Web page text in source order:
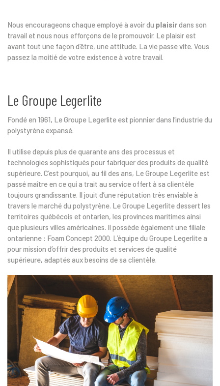
Nous encourageons chaque employé à avoir du plaisirdans son
travail et nous nous efforçons de le promouvoir. Le plaisir est
avant tout une façon d’être, une attitude. La vie passe vite. Vous
passez la moitié de votre existence à votre travail.
Le Groupe Legerlite
Fondé en 1961, Le Groupe Legerlite est pionnier dans l’industrie du
polystyrène expansé.
Il utilise depuis plus de quarante ans des processus et
technologies sophistiqués pour fabriquer des produits de qualité
supérieure. C’est pourquoi, au fil des ans, Le Groupe Legerlite est
passé maître en ce qui a trait au service offert à sa clientèle
toujours grandissante. Il jouit d’une réputation très enviable à
travers le marché du polystyrène. Le Groupe Legerlite dessert les
territoires québécois et ontarien, les provinces maritimes ainsi
que plusieurs villes américaines. Il possède également une filiale
ontarienne : Foam Concept 2000. L’équipe du Groupe Legerlite a
pour mission d’offrir des produits et services de qualité
supérieure, adaptés aux besoins de sa clientèle.